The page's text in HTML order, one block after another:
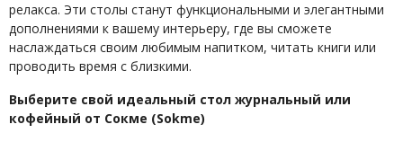
релакса. Эти столы станут функциональными и элегантными
дополнениями к вашему интерьеру, где вы сможете
наслаждаться своим любимым напитком, читать книги или
проводить время с близкими.
Выберите свой идеальный стол журнальный или
кофейный от Сокме (Sokme)